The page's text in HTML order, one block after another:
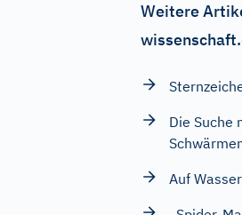
Weitere
Die Suche
Auf